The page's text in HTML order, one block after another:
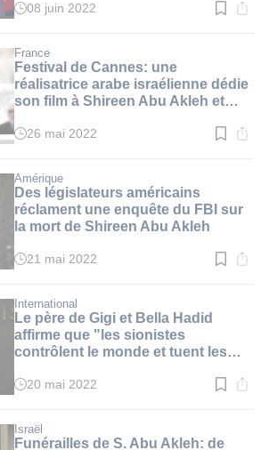
Temps
:
2
min.
08 juin 2022
France
Festival de Cannes: une
réalisatrice arabe israélienne dédie
son film à Shireen Abu Akleh et
Temps
:
2
min.
26 mai 2022
Amérique
Des législateurs américains
réclament une enquête du FBI sur
la mort de Shireen Abu Akleh
Temps
:
2
min.
21 mai 2022
International
Le père de Gigi et Bella Hadid
affirme que "les sionistes
contrôlent le monde et tuent les
Temps
:
3
20 mai 2022
Israël
Funérailles de S. Abu Akleh: de